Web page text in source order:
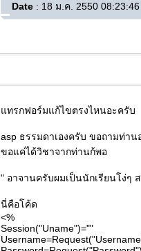
Date : 18 ม.ค. 2550 08:23:46
แทรกฟอร์มแก้ไขตรงไหนอะครับ
asp ธรรมดาเองครับ ขอถามท่า
ขอแค่ได้วิชาจากท่านก้พอ
" อาจานครับผมเป็นนักเรียนโง่ๆ
นี่คือโค้ด
<%
Session("Uname")=""